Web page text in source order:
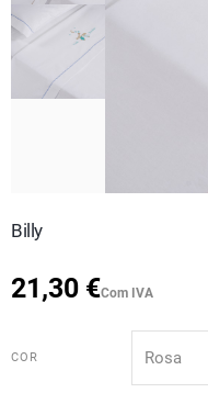
Billy
21,30 €Com IVA
COR